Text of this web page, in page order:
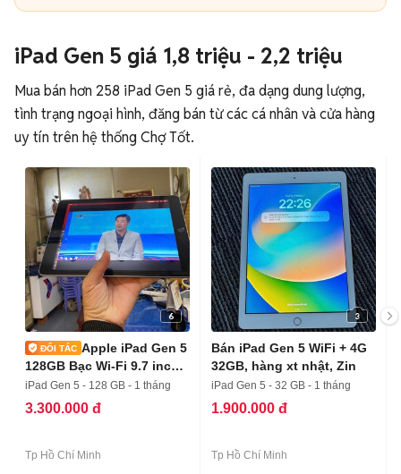
iPad Gen 5 giá 1,8 triệu - 2,2 triệu
Mua bán hơn 258 iPad Gen 5 giá rẻ, đa dạng dung lượng,
tình trạng ngoại hình, đăng bán từ các cá nhân và cửa hàng
uy tín trên hệ thống Chợ Tốt.
6
Apple iPad Gen 5
128GB Bạc Wi-Fi 9.7 inch
97-98%
iPad Gen 5 - 128 GB - 1 tháng
3.300.000 đ
Tp Hồ Chí Minh
3
Bán iPad Gen 5 WiFi + 4G
32GB, hàng xt nhật, Zin
iPad Gen 5 - 32 GB - 1 tháng
1.900.000 đ
Tp Hồ Chí Minh